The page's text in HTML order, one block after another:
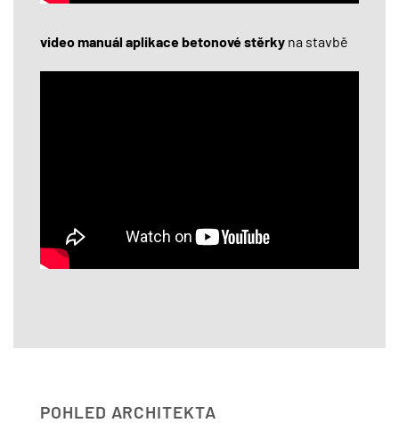
video manuál aplikace betonové stěrky na stavbě
POHLED ARCHITEKTA